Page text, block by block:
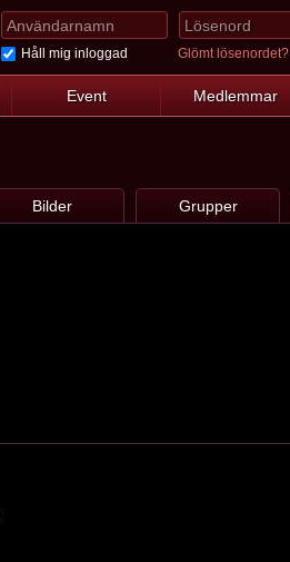
Håll mig inloggad Glömt lösenordet?
Event Medlemmar
Bilder Grupper